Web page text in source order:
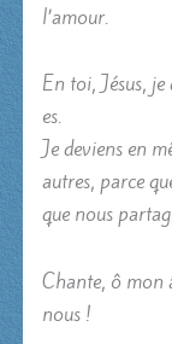
l’amour.
En toi, Jésus,
es.
Je deviens en
autres, parce
que nous
Chante, ô mon
nous !